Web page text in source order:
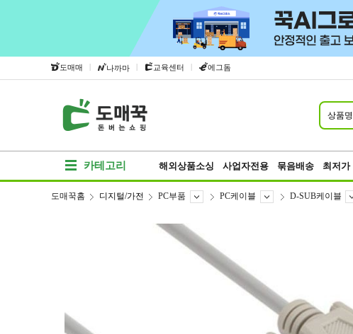
도매매 | 나까마 | 교육센터 | 에그돔
상품명
카테고리 해외상품소싱 사업자전용 묶음배송 최저가
도매꾹홈 디지털/가전 PC부품 PC케이블 D-SUB케이블